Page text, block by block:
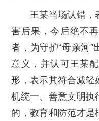
王某当场认错，
害后果，今后绝不
者，为守护“母亲河
意义，并认可王某
形，表示其符合减
机统一、善意文明执
的，教育和防范才